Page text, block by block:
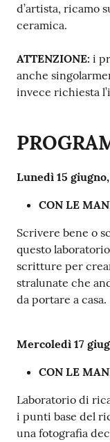
d’artista, ricamo
ceramica.
ATTENZIONE: i
anche
invece richiesta
Lunedì 15
CON LE
Scrivere bene o
questo
scritture per
stralunate che
da portare a casa.
Mercoledì 17
CON LE
Laboratorio di
i punti base del
una fotografia